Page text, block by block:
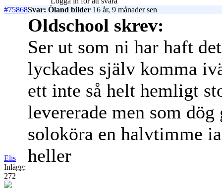
#75868Svar: Öland bilder 16 år, 9 månader sen
Elis
Inlägg:
272
Oldschool skrev:
Ser ut som ni har haft
lyckades själv komma
ett inte så helt hemligt
levererade men som
soloköra en halvtimme
heller